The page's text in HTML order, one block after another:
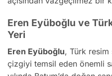
Eren Eyüboğlu ve
Yeri
Eren Eyüboğlu, Türk resim
çizgiyi temsil eden önemli